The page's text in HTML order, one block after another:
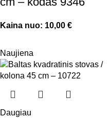
Kaina nuo: 10,00 €
Naujiena
Daugiau